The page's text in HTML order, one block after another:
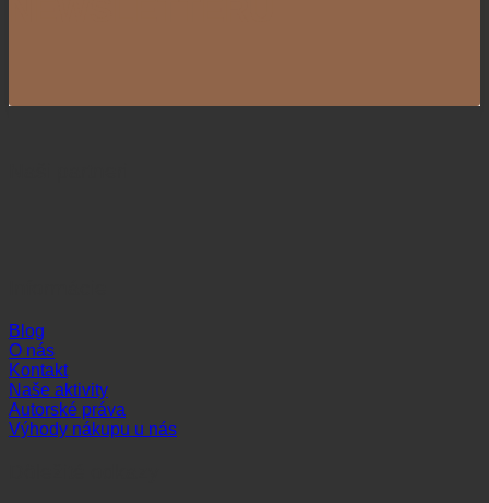
Blog
O nás
Kontakt
Naše aktivity
Autorské práva
Výhody nákupu u nás